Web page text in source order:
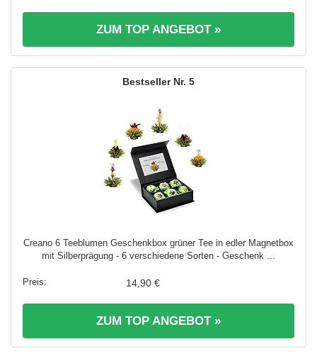
ZUM TOP ANGEBOT »
5
Creano 6 Teeblumen Geschenkbox grüner Tee in edler Magnetbox
mit Silberprägung - 6 verschiedene Sorten - Geschenk ...
14,90 €
ZUM TOP ANGEBOT »